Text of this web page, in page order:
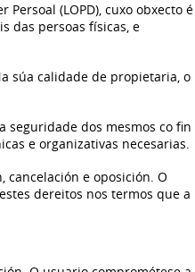
(LOPD), cuxo obxecto é
das persoas físicas, e
súa calidade de propietaria, o
seguridade dos mesmos co fin
e organizativas necesarias.
cancelación e oposición. O
dereitos nos termos que a